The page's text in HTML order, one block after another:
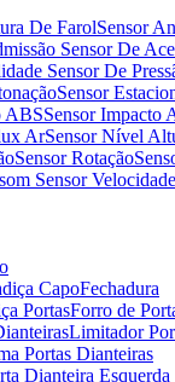
De FarolSensor
Sensor De
Sensor De
Sensor
ABSSensor Impacto
ArSensor Nível
Sensor Rotação
Sensor Velocidade
CapoFechadura
PortasForro de
Limitador
Portas Dianteiras
Dianteira Esquerda